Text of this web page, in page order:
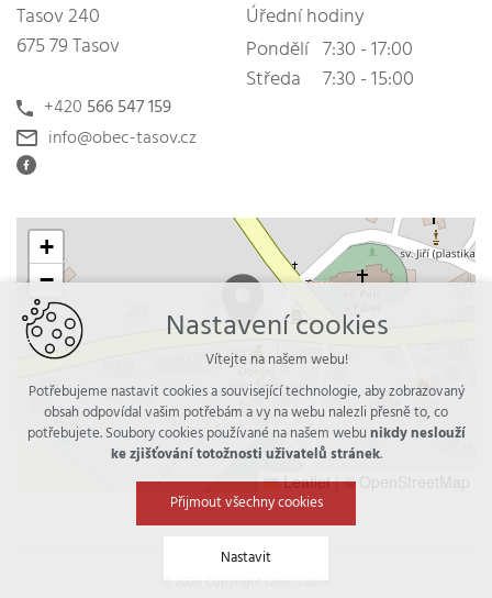
Tasov 240
675 79 Tasov
+420 566 547 159
info@obec-tasov.cz
Úřední hodiny
Pondělí 7:30 - 17:00
Středa
7:30 - 15:00
+
−
Leaflet | © OpenStreetMap
© 2026 Copyright Obec Tasov
Nastavení cookies
Vítejte na našem webu!
Potřebujeme nastavit cookies a související technologie, aby zobrazovaný
obsah odpovídal vašim potřebám a vy na webu nalezli přesně to, co
potřebujete. Soubory cookies používané na našem webunikdy neslouží
ke zjišťování totožnosti uživatelů stránek.
Přijmout všechny cookies
Nastavit